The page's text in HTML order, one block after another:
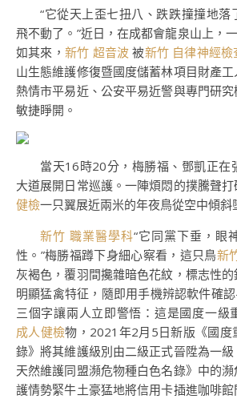
“它從天上歪七扭八、跌跌撞撞地落了上去，看上往曾經
飛不動了。”近日，在成都會龍泉山上，
如其來， 新竹 超音波被新竹 自律神經檢
山生態維護修復暨國度儲蓄林項目財產
熱情市平易近、公安平易近警與專門研
敏捷睜開。
當天16時20分，梅勝福、鄧凱正在
大道展開日常巡護。一陣煩悶的撲騰聲打
健檢一只翼展近兩米的年夜鳥從空中傾斜
新竹 職業醫學科“它同黨下垂，眼
性。”梅勝福蹲下身細心察看，這只鳥新
灰褐色，覆羽間攙雜暗色花紋，標志性
明顯猛禽特征，隨即用手機辨認軟件確
三個字讓兩人立即警悟：這是國度一級
成人健檢物，2021年2月5日新版《國度
錄》將其維護級別由二級正式晉陞為一
天然維護同盟瀕危物種白色名錄》中的
護情勢緊牛土豪猛地將信用卡插進咖啡